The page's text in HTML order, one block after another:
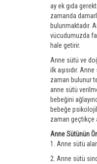
ay ek gıda
zamanda
bulunmaktadır.
vücudumuzda
hale getirir.
Anne sütü ve
ilk aşısıdır.
zaman bulunur
anne sütü
bebeğini
bebeğe
zaman geçtikçe
Anne Sütünün
1. Anne sütü
2. Anne sütü